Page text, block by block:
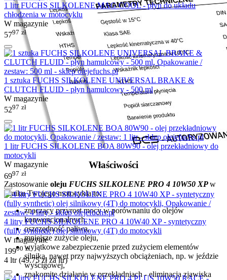
Właściwości
Zastosowanie oleju FUCHS SILKOLENE PRO 4 10W50 XPw
silniku Twojego motocykla to:
znaczący przyrost mocy w porównaniu do olejów
konwencjonalnych,
oszczędność paliwa,
mniejsze zużycie oleju,
wyjątkowe zabezpieczenie przed zużyciem elementów
silnika, nawet przy najwyższych obciążeniach, np. w jeździe
wyścigowej,
znakomite działanie w przekładniach - eliminacja zjawiska
1 litr FUCHS SILKOLENE MAG COOL - płyn do układu
chłodzenia w motocyklu
W magazynie
5797 zł
1 sztuka FUCHS SILKOLENE UNIVERSAL BRAKE &
CLUTCH FLUID - płyn hamulcowy - 500 ml
W magazynie
5297 zł
1 litr FUCHS SILKOLENE BOA 80W90 - olej przekładniowy do
motocykli
W magazynie
6997 zł
4 litry FUCHS SILKOLENE PRO 4 10W40 XP - syntetyczny
(fully synthetic) olej silnikowy (4T) do motocykli
W magazynie
19900 zł
4 ltr (49.75złza ltr)